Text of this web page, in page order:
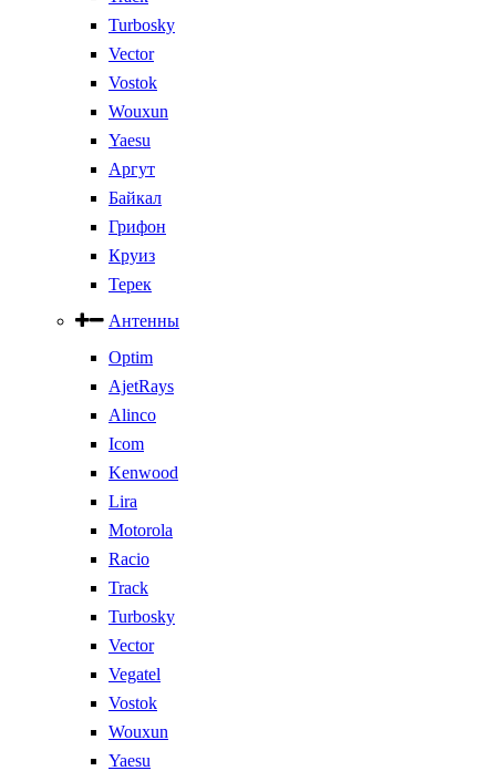
Turbosky
Vector
Vostok
Wouxun
Yaesu
Аргут
Байкал
Грифон
Круиз
Терек
Антенны
Optim
AjetRays
Alinco
Icom
Kenwood
Lira
Motorola
Racio
Track
Turbosky
Vector
Vegatel
Vostok
Wouxun
Yaesu